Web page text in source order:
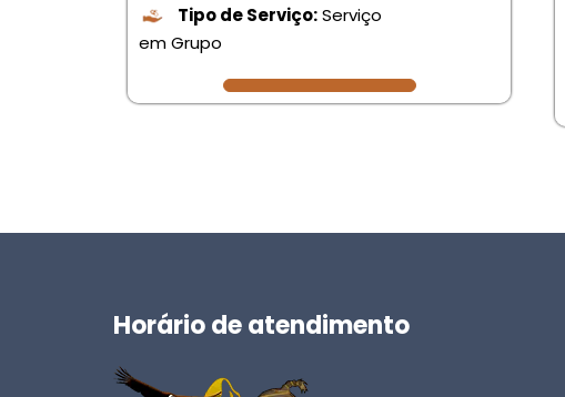
Tipo de Serviço:Serviço
em Grupo
Horário de atendimento